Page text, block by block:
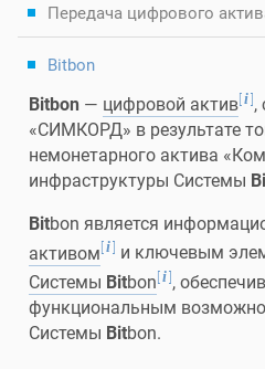
Передача цифрового
Bitbon
Bitbon — цифровой актив[i],
«СИМКОРД» в результате
немонетарного актива
инфраструктуры Системы
Bitbon является
активом[i] и ключевым
Системы Bitbon[i],
функциональным
Системы Bitbon.